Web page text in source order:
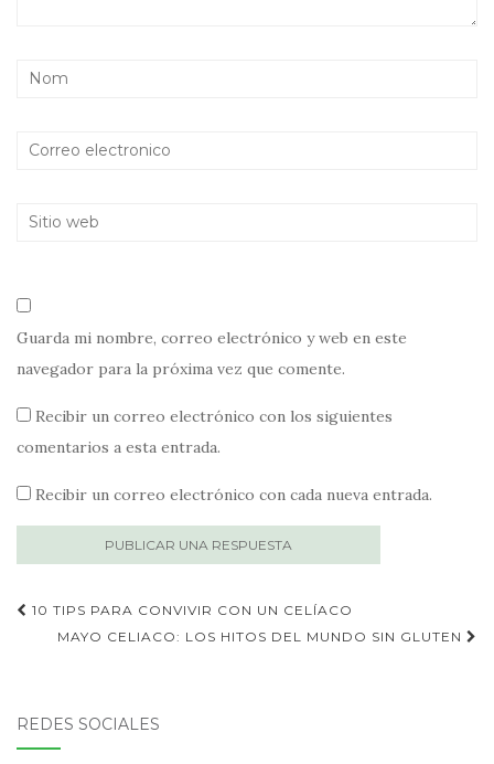
Guarda mi nombre, correo electrónico y web en este
navegador para la próxima vez que comente.
Recibir un correo electrónico con los siguientes
comentarios a esta entrada.
Recibir un correo electrónico con cada nueva entrada.
Publica
navegación
10 TIPS PARA CONVIVIR CON UN CELÍACO
MAYO CELIACO: LOS HITOS DEL MUNDO SIN GLUTEN
REDES SOCIALES